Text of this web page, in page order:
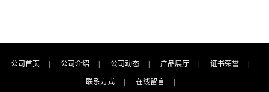
公司首页 | 公司介绍 | 公司动态 | 产品展厅 | 证书荣誉 |
联系方式 | 在线留言 |